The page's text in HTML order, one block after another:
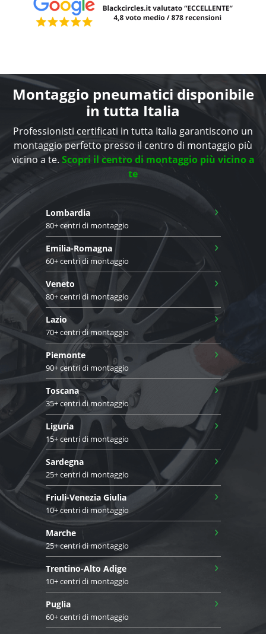
Montaggio pneumatici disponibile
in tutta Italia
Professionisti certificati in tutta Italia garantiscono un
montaggio perfetto presso il centro di montaggio più
vicino a te. Scopri il centro di montaggio più vicino a
te
Lombardia
80+ centri di montaggio
›
Emilia-Romagna
60+ centri di montaggio
›
Veneto
80+ centri di montaggio
›
Lazio
70+ centri di montaggio
›
Piemonte
90+ centri di montaggio
›
Toscana
35+ centri di montaggio
›
Liguria
15+ centri di montaggio
›
Sardegna
25+ centri di montaggio
›
Friuli-Venezia Giulia
10+ centri di montaggio
›
Marche
25+ centri di montaggio
›
Trentino-Alto Adige
10+ centri di montaggio
›
Puglia
60+ centri di montaggio
›